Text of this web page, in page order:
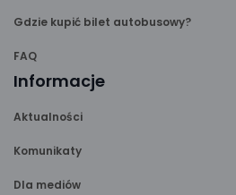
Gdzie kupić bilet autobusowy?
FAQ
Informacje
Aktualności
Komunikaty
Dla mediów